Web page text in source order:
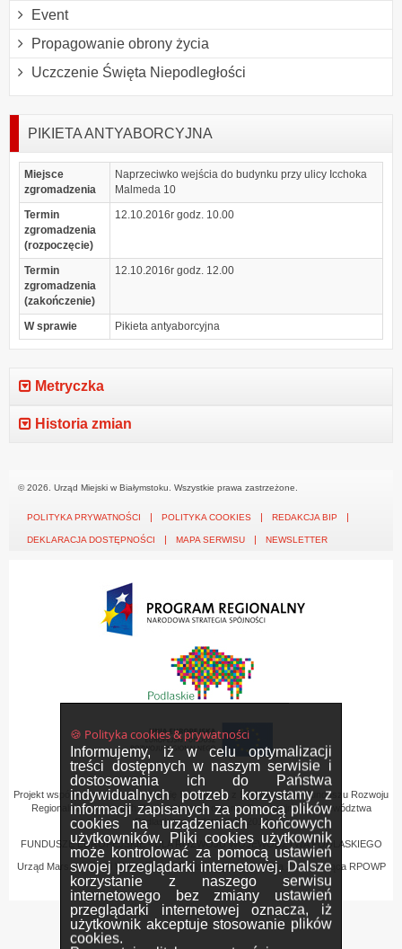
🍪 Polityka cookies & prywatności
Informujemy, iż w celu optymalizacji
treści dostępnych w naszym serwisie i
dostosowania ich do Państwa
indywidualnych potrzeb korzystamy z
informacji zapisanych za pomocą plików
cookies na urządzeniach końcowych
użytkowników. Pliki cookies użytkownik
może kontrolować za pomocą ustawień
swojej przeglądarki internetowej. Dalsze
korzystanie z naszego serwisu
internetowego bez zmiany ustawień
przeglądarki internetowej oznacza, iż
użytkownik akceptuje stosowanie plików
cookies.
Event
Propagowanie obrony życia
Uczczenie Święta Niepodległości
PIKIETA ANTYABORCYJNA
Miejsce
zgromadzenia
Naprzeciwko wejścia do budynku przy ulicy Icchoka
Malmeda 10
Termin
zgromadzenia
(rozpoczęcie)
12.10.2016r godz. 10.00
Termin
zgromadzenia
(zakończenie)
12.10.2016r godz. 12.00
W sprawie Pikieta antyaborcyjna
Metryczka
Historia zmian
© 2026. Urząd Miejski w Białymstoku. Wszystkie prawa zastrzeżone.
POLITYKA PRYWATNOŚCI POLITYKA COOKIES REDAKCJA BIP
DEKLARACJA DOSTĘPNOŚCI MAPA SERWISU NEWSLETTER
Projekt współfinansowany przez Unię Europejską z Europejskiego Funduszu Rozwoju
Regionalnego w ramach Regionalnego Programu Operacyjnego Województwa
Podlaskiego na lata 2007-2013
FUNDUSZE EUROPEJSKIE - DLA ROZWOJU WOJEWÓDZTWA PODLASKIEGO
Urząd Marszałkowski Województwa Podlaskiego – Instytucja Zarządzająca RPOWP